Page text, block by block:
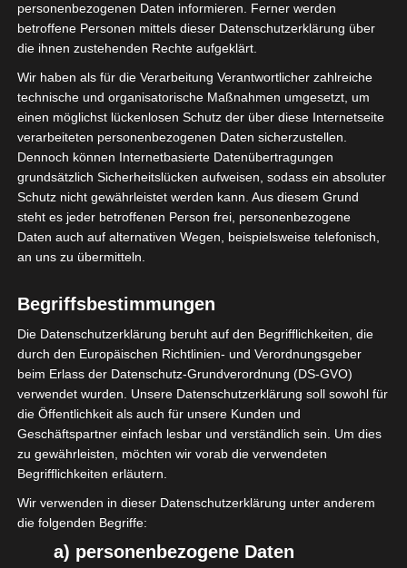
Gestern fand in Hannover ein Offenes Forum statt. Gemeinsam
mit dem kreHtiv Netzwerk Hannover trafen sich Kreative und
Veranstaltungstechniker zum Austausch über die Themen
Beauftragung von Selbständigen, Scheinselbständigkeit und
Anstellung.
Beide Gruppen haben einige Überschneidungen, aber auch
Themen, die beim jeweils anderen (noch) nicht aktuell sind. So
zum Beispiel ist Scheinselbtändigkeit unter Designern und
Grafikern nicht so akut wie bei uns. Dafür rol
bei uns wiederum noch kein gängiger Marktplatz.
Marcus berichtete ausführlich vom Stand der Dinge zur
Scheinselbständigkeit und den Gesprächen im BMAS. Ebenso
sprachen wir über die Schwierigkeiten beim Wechsel von der
Selbständigkeit in die Anstellung.
Vielen Dank an Christine Preitauer, Geschäftsführerin des
kreHtiv-Netzwerkes, und einen besonderen Dank an Ingmar
Vater für die hervorragende Organisation und
personenbezogenen Daten informieren. Ferner werden
betroffene Personen mittels dieser Datenschutzerklärung über
die ihnen zustehenden Rechte aufgeklärt.
Wir haben als für die Verarbeitung Verantwortlicher zahlreiche
technische und organisatorische Maßnahmen umgesetzt, um
einen möglichst lückenlosen Schutz der über diese Internetseite
verarbeiteten personenbezogenen Daten sicherzustellen.
Dennoch können Internetbasierte Datenübertragungen
grundsätzlich Sicherheitslücken aufweisen, sodass ein absoluter
Schutz nicht gewährleistet werden kann. Aus diesem Grund
steht es jeder betroffenen Person frei, personenbezogene
Daten auch auf alternativen Wegen, beispielsweise telefonisch,
an uns zu übermitteln.
Begriffsbestimmungen
Die Datenschutzerklärung beruht auf den Begrifflichkeiten, die
durch den Europäischen Richtlinien- und Verordnungsgeber
beim Erlass der Datenschutz-Grundverordnung (DS-GVO)
verwendet wurden. Unsere Datenschutzerklärung soll sowohl für
die Öffentlichkeit als auch für unsere Kunden und
Geschäftspartner einfach lesbar und verständlich sein. Um dies
zu gewährleisten, möchten wir vorab die verwendeten
Begrifflichkeiten erläutern.
Wir verwenden in dieser Datenschutzerklärung unter anderem
die folgenden Begriffe:
a) personenbezogene Daten